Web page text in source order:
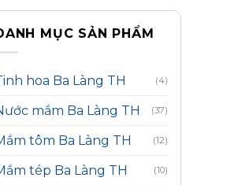
MỤC SẢN PHẨM
hoa Ba Làng TH (4)
mắm Ba Làng TH (37)
tôm Ba Làng TH (12)
tép Ba Làng TH (10)